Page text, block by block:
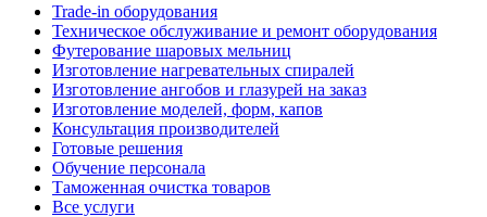
Trade-in оборудования
Техническое обслуживание и ремонт оборудования
Футерование шаровых мельниц
Изготовление нагревательных спиралей
Изготовление ангобов и глазурей на заказ
Изготовление моделей, форм, капов
Консультация производителей
Готовые решения
Обучение персонала
Таможенная очистка товаров
Все услуги